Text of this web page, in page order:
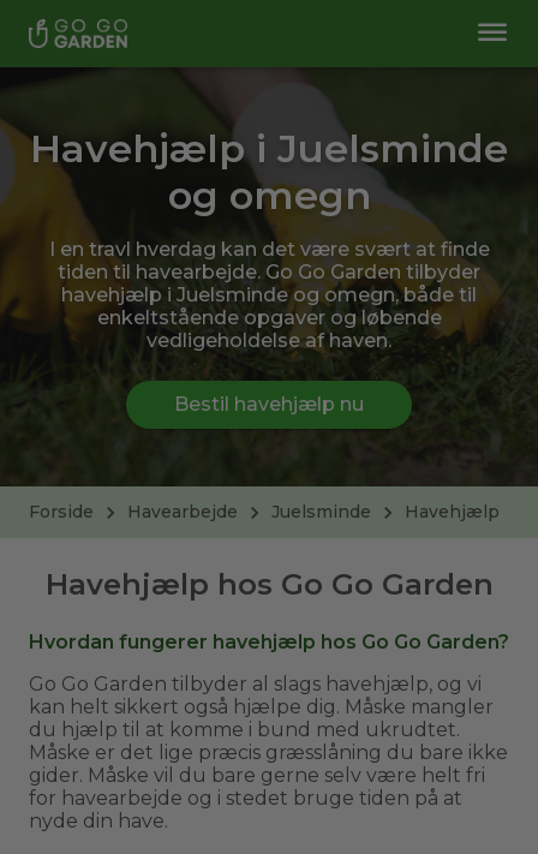
Havehjælp i Juelsminde
og omegn
I en travl hverdag kan det være svært at finde
tiden til havearbejde. Go Go Garden tilbyder
havehjælp i Juelsminde og omegn, både til
enkeltstående opgaver og løbende
vedligeholdelse af haven.
Bestil havehjælp nu
Forside Havearbejde Juelsminde Havehjælp
Havehjælp hos Go Go Garden
Hvordan fungerer havehjælp hos Go Go Garden?
Go Go Garden tilbyder al slags havehjælp, og vi
kan helt sikkert også hjælpe dig. Måske mangler
du hjælp til at komme i bund med ukrudtet.
Måske er det lige præcis græsslåning du bare ikke
gider. Måske vil du bare gerne selv være helt fri
for havearbejde og i stedet bruge tiden på at
nyde din have.